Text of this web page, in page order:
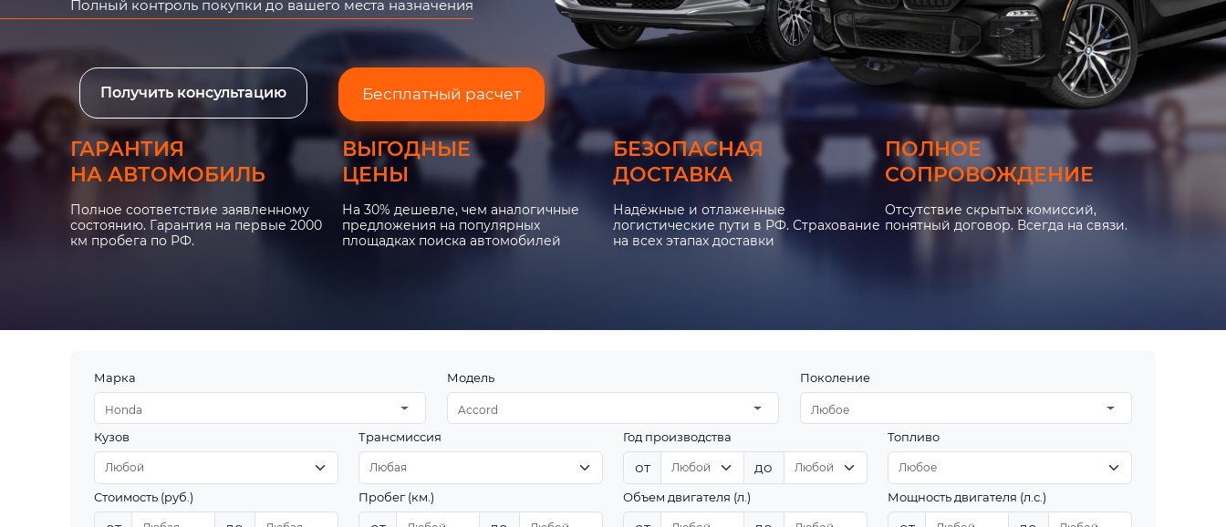
Полный контроль покупки до вашего места назначения
Получить консультацию Бесплатный расчет
ГАРАНТИЯ
НА АВТОМОБИЛЬ
Полное соответствие заявленному
состоянию. Гарантия на первые 2000
км пробега по РФ.
ВЫГОДНЫЕ
ЦЕНЫ
На 30% дешевле, чем аналогичные
предложения на популярных
площадках поиска автомобилей
БЕЗОПАСНАЯ
ДОСТАВКА
Надёжные и отлаженные
логистические пути в РФ. Страхование
на всех этапах доставки
ПОЛНОЕ
СОПРОВОЖДЕНИЕ
Отсутствие скрытых комиссий,
понятный договор. Всегда на связи.
Марка
Honda
Модель
Accord
Поколение
Любое
Кузов Трансмиссия Год производства
от до
Топливо
Стоимость (руб.) Пробег (км.) Объем двигателя (л.) Мощность двигателя (л.с.)